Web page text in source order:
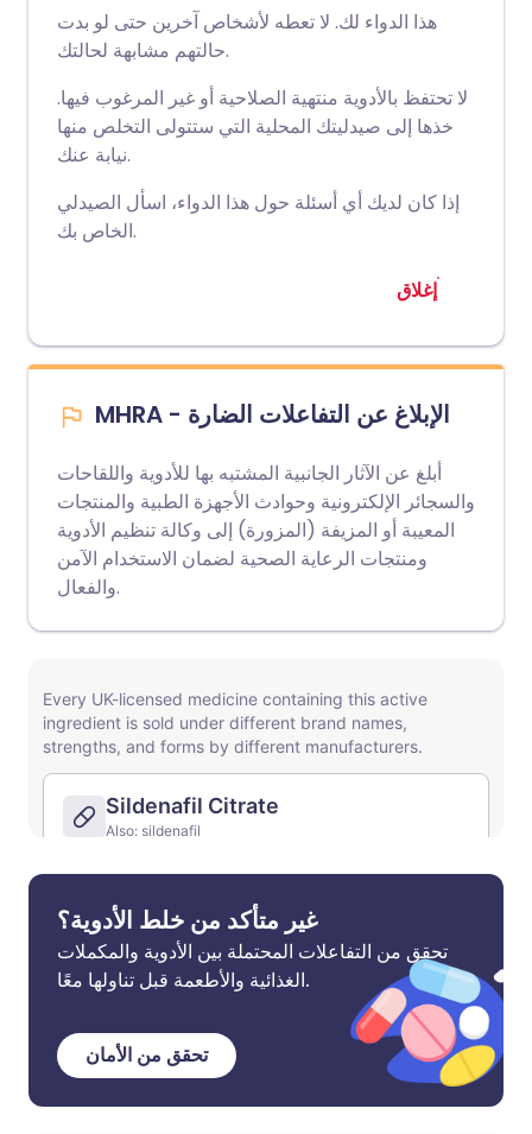
هذا الدواء لك. لا تعطه لأشخاص آخرين حتى لو بدت
حالتهم مشابهة لحالتك.
لا تحتفظ بالأدوية منتهية الصلاحية أو غير المرغوب فيها.
خذها إلى صيدليتك المحلية التي ستتولى التخلص منها
نيابة عنك.
إذا كان لديك أي أسئلة حول هذا الدواء، اسأل الصيدلي
الخاص بك.
إغلاق
MHRA - الإبلاغ عن التفاعلات الضارة
أبلغ عن الآثار الجانبية المشتبه بها للأدوية واللقاحات
والسجائر الإلكترونية وحوادث الأجهزة الطبية والمنتجات
المعيبة أو المزيفة (المزورة) إلى وكالة تنظيم الأدوية
ومنتجات الرعاية الصحية لضمان الاستخدام الآمن
والفعال.
غير متأكد من خلط الأدوية؟
تحقق من التفاعلات المحتملة بين الأدوية والمكملات
الغذائية والأطعمة قبل تناولها معًا.
تحقق من الأمان